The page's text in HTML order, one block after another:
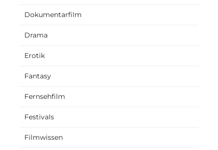
Dokumentarfilm
Drama
Erotik
Fantasy
Fernsehfilm
Festivals
Filmwissen